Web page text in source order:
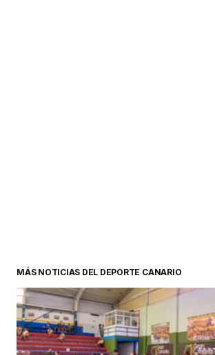
MÁS NOTICIAS DEL DEPORTE CANARIO